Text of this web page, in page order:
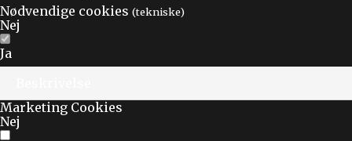
Nødvendige cookies (tekniske)
Nej
Ja
Marketing Cookies
Nej